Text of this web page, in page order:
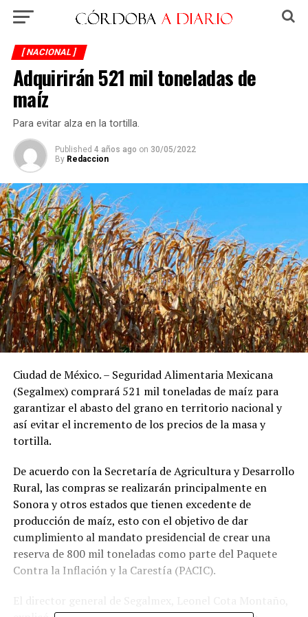
[ NACIONAL ]
Adquirirán 521 mil toneladas de
maíz
Para evitar alza en la tortilla.
Published 4 años ago on 30/05/2022
By Redaccion
Ciudad de México. – Seguridad Alimentaria Mexicana
(Segalmex) comprará 521 mil toneladas de maíz para
garantizar el abasto del grano en territorio nacional y
así evitar el incremento de los precios de la masa y
tortilla.
De acuerdo con la Secretaría de Agricultura y Desarrollo
Rural, las compras se realizarán principalmente en
Sonora y otros estados que tienen excedente de
producción de maíz, esto con el objetivo de dar
cumplimiento al mandato presidencial de crear una
reserva de 800 mil toneladas como parte del Paquete
Contra la Inflación y la Carestía (PACIC).